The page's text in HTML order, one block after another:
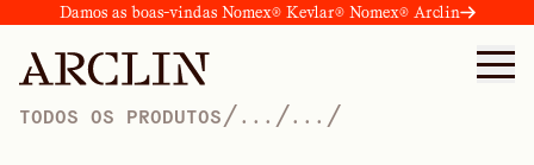
Damos as boas-vindas Nomex® Kevlar® Nomex® Arclin
TODOS OS PRODUTOS / ... /... /